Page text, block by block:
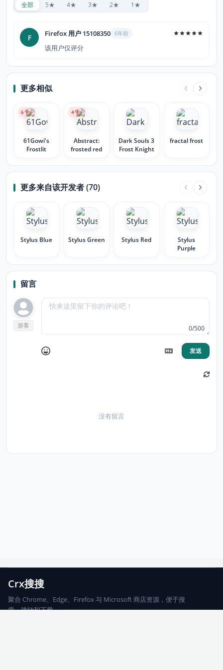
全部 5★ 4★ 3★ 2★ 1★
F Firefox 用户 15108350 6年前
该用户仅评分
更多相似
61Gowi's
Frostlit
6千+
Abstract:
frosted red
4千+
Dark Souls 3
Frost Knight
fractal frost
更多来自该开发者 (70)
Stylus Blue Stylus Green Stylus Red
Stylus
Purple
留言
游客 0/500
发送
没有留言
Crx搜搜
聚合 Chrome、Edge、Firefox 与 Microsoft 商店资源，便于搜
索、跳转和下载。